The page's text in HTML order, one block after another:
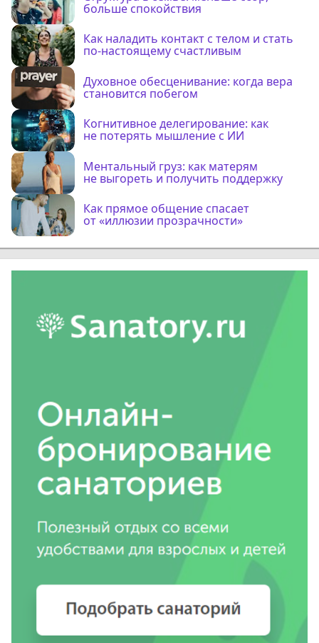
больше спокойствия
Как наладить контакт с телом и стать
по-настоящему счастливым
Духовное обесценивание: когда вера
становится побегом
Когнитивное делегирование: как
не потерять мышление с ИИ
Ментальный груз: как матерям
не выгореть и получить поддержку
Как прямое общение спасает
от «иллюзии прозрачности»